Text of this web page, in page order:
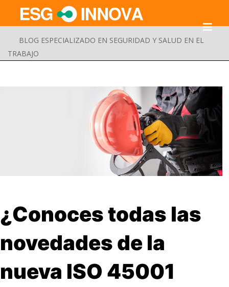
BLOG ESPECIALIZADO EN SEGURIDAD Y SALUD EN EL
TRABAJO
Buscar Enviar
¿Conoces todas las
novedades de la
nueva ISO 45001